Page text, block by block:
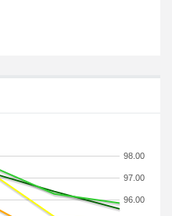
96.00
97.00
98.00